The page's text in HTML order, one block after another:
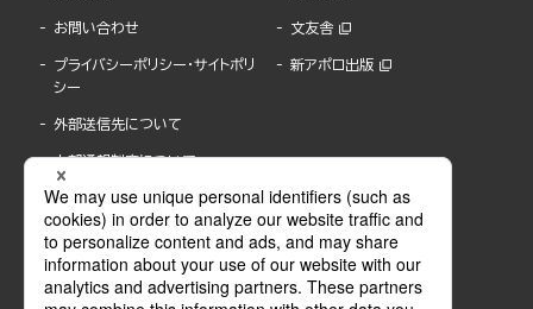
お問い合わせ
プライバシーポリシー・サイトポリ
シー
外部送信先について
内部通報制度について
文友舎
新アポロ出版